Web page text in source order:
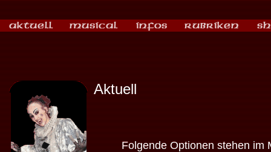
Aktuell
Folgende Optionen stehen im